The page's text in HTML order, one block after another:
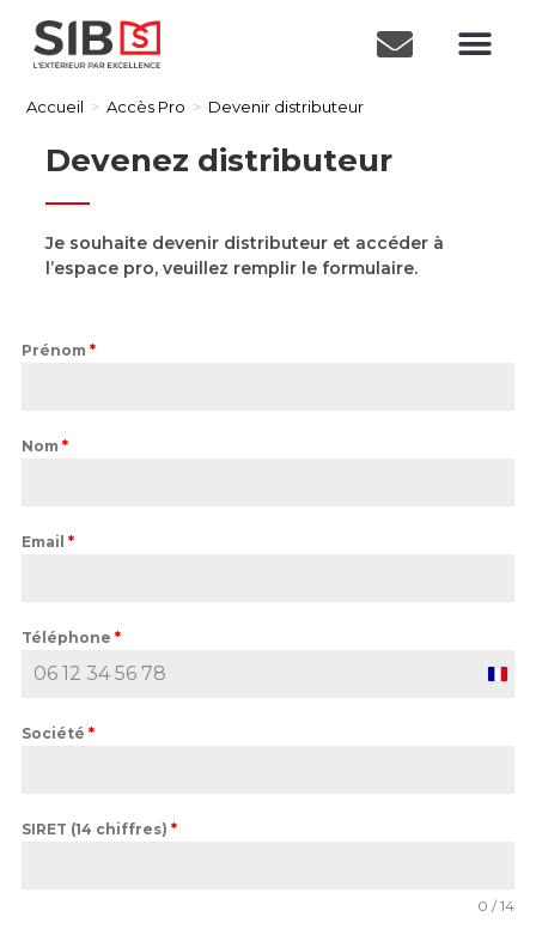
Accueil > Accès Pro > Devenir distributeur
Devenez distributeur
Je souhaite devenir distributeur et accéder à
l’espace pro, veuillez remplir le formulaire.
Prénom *
Nom *
Email *
Téléphone *
F
Société *
SIRET (14 chiffres) *
0 / 14